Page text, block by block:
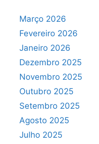
Março 2026
Fevereiro 2026
Janeiro 2026
Dezembro 2025
Novembro 2025
Outubro 2025
Setembro 2025
Agosto 2025
Julho 2025